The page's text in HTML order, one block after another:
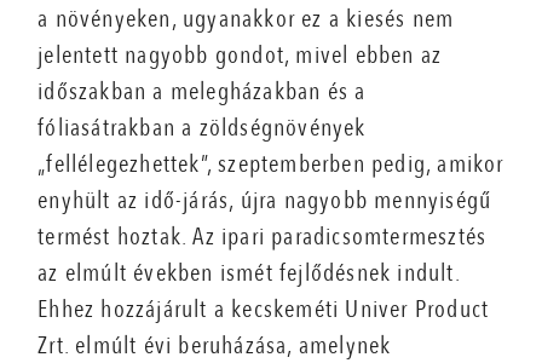
a növényeken, ugyanakkor ez a kiesés nem
jelentett nagyobb gondot, mivel ebben az
időszakban a melegházakban és a
fóliasátrakban a zöldségnövények
„fellélegezhettek”, szeptemberben pedig, amikor
enyhült az idő-járás, újra nagyobb mennyiségű
termést hoztak. Az ipari paradicsomtermesztés
az elmúlt években ismét fejlődésnek indult.
Ehhez hozzájárult a kecskeméti Univer Product
Zrt. elmúlt évi beruházása, amelynek